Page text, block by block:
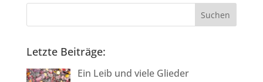
Letzte Beiträge:
Ein Leib und viele Glieder